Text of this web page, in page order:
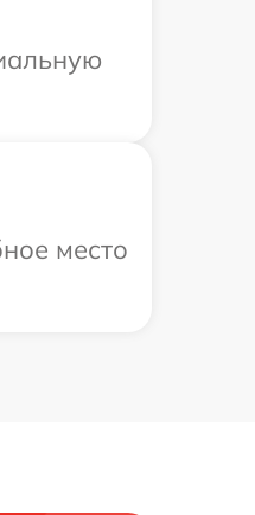
место